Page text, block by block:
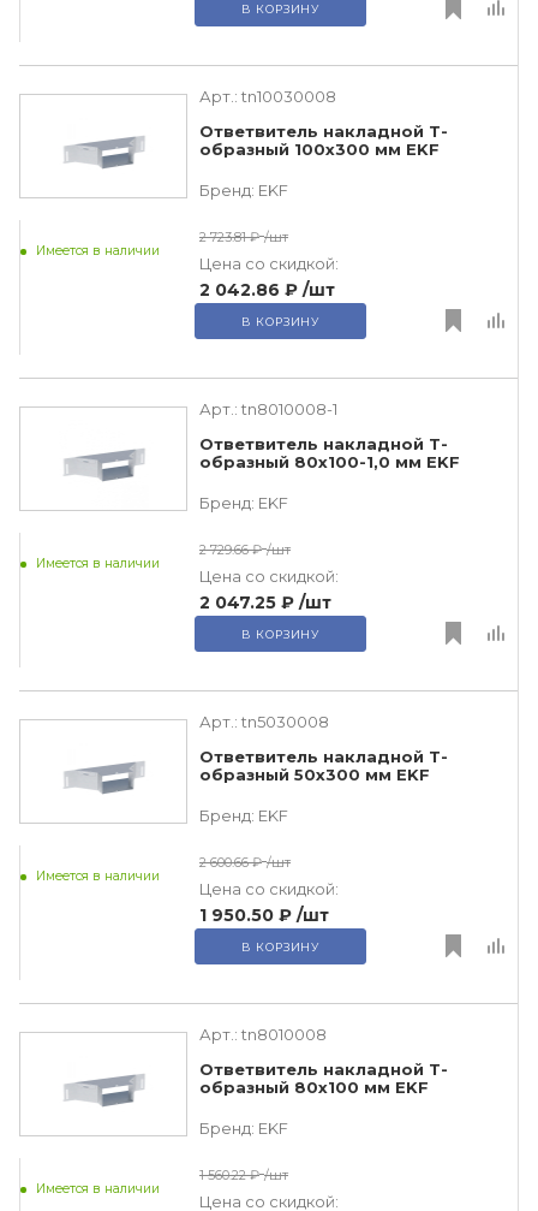
В КОРЗИНУ
Арт.: tn10030008
Ответвитель накладной Т-
образный 100х300 мм EKF
Бренд: EKF
Имеется в наличии
2 723.81 ₽ /шт
Цена со скидкой:
2 042.86 ₽ /шт
В КОРЗИНУ
Арт.: tn8010008-1
Ответвитель накладной Т-
образный 80х100-1,0 мм EKF
Бренд: EKF
Имеется в наличии
2 729.66 ₽ /шт
Цена со скидкой:
2 047.25 ₽ /шт
В КОРЗИНУ
Арт.: tn5030008
Ответвитель накладной Т-
образный 50х300 мм EKF
Бренд: EKF
Имеется в наличии
2 600.66 ₽ /шт
Цена со скидкой:
1 950.50 ₽ /шт
В КОРЗИНУ
Арт.: tn8010008
Ответвитель накладной Т-
образный 80х100 мм EKF
Бренд: EKF
Имеется в наличии
1 560.22 ₽ /шт
Цена со скидкой: